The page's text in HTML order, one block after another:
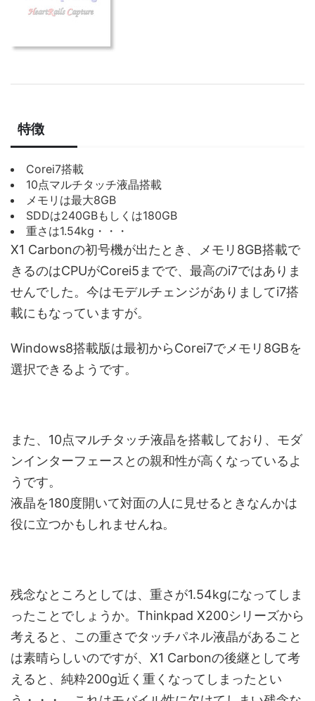
特徴
Corei7搭載
10点マルチタッチ液晶搭載
メモリは最大8GB
SDDは240GBもしくは180GB
重さは1.54kg・・・
X1 Carbonの初号機が出たとき、メモリ8GB搭載で
きるのはCPUがCorei5までで、最高のi7ではありま
せんでした。今はモデルチェンジがありましてi7搭
載にもなっていますが。
Windows8搭載版は最初からCorei7でメモリ8GBを
選択できるようです。
また、10点マルチタッチ液晶を搭載しており、モダ
ンインターフェースとの親和性が高くなっているよ
うです。
液晶を180度開いて対面の人に見せるときなんかは
役に立つかもしれませんね。
残念なところとしては、重さが1.54kgになってしま
ったことでしょうか。Thinkpad X200シリーズから
考えると、この重さでタッチパネル液晶があること
は素晴らしいのですが、X1 Carbonの後継として考
えると、純粋200g近く重くなってしまったとい